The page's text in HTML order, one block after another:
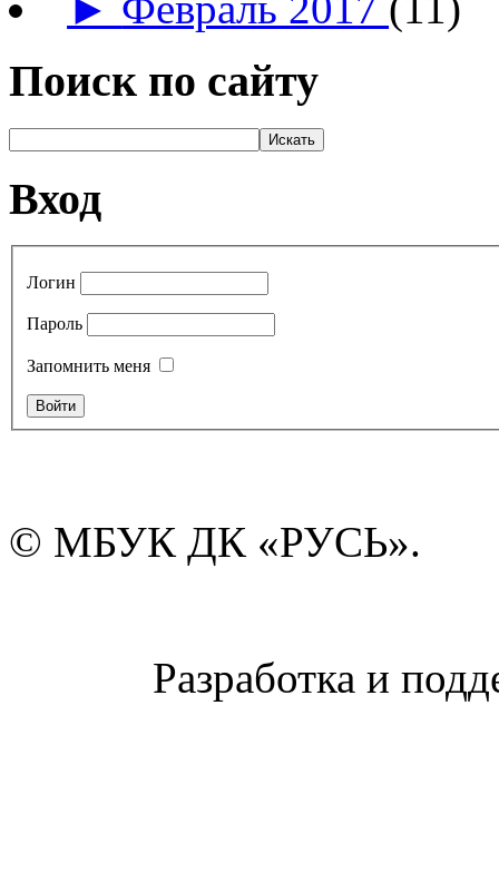
Поиск по сайту
Вход
Логин
Пароль
Запомнить меня
© МБУК ДК «РУСЬ».
Разработка и